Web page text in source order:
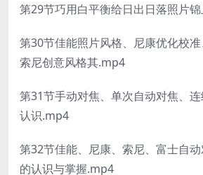
第29节巧用白平衡给日出日落照片
第30节佳能照片风格、尼康优化校准
索尼创意风格其.mp4
第31节手动对焦、单次自动对焦、
认识.mp4
第32节佳能、尼康、索尼、富士自
的认识与掌握.mp4